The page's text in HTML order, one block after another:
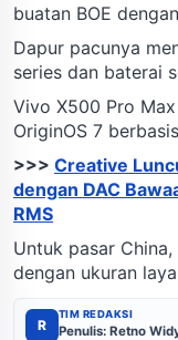
buatan BOE
Dapur pacunya
series dan baterai
Vivo X500 Pro
OriginOS 7
>>> Creative
dengan DAC
RMS
Untuk pasar
dengan ukuran
R
TIM REDAKSI
Penulis: Retno